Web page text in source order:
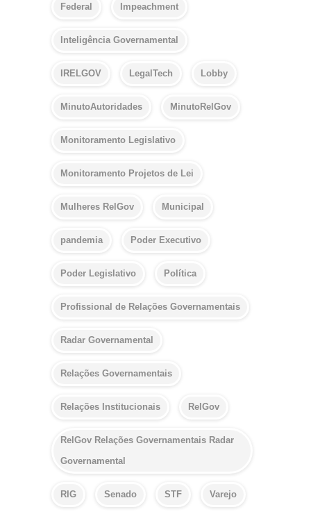
Federal Impeachment
Inteligência Governamental
IRELGOV LegalTech Lobby
MinutoAutoridades MinutoRelGov
Monitoramento Legislativo
Monitoramento Projetos de Lei
Mulheres RelGov Municipal
pandemia Poder Executivo
Poder Legislativo Política
Profissional de Relações Governamentais
Radar Governamental
Relações Governamentais
Relações Institucionais RelGov
RelGov Relações Governamentais Radar
Governamental
RIG Senado STF Varejo